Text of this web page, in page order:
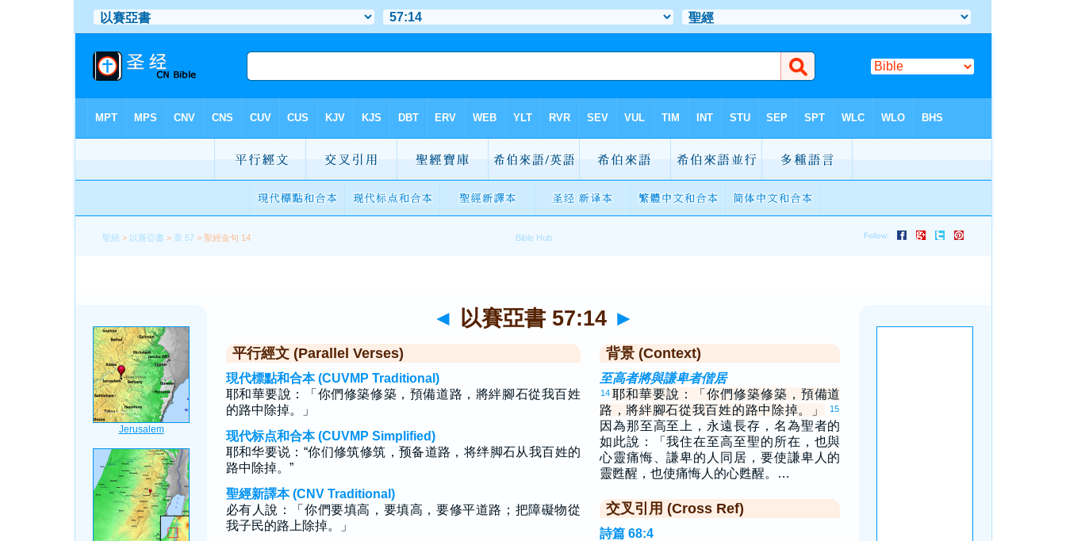
聖經 > 以賽亞書 > 章 57 > 聖經金句 14
◄ 以賽亞書 57:14 ►
平行經文 (Parallel Verses)
現代標點和合本 (CUVMP Traditional)
耶和華要說：「你們修築修築，預備道路，將絆腳石從我百姓
的路中除掉。」
现代标点和合本 (CUVMP Simplified)
耶和华要说：“你们修筑修筑，预备道路，将绊脚石从我百姓的
路中除掉。”
聖經新譯本 (CNV Traditional)
必有人說：「你們要填高，要填高，要修平道路；把障礙物從
我子民的路上除掉。」
背景 (Context)
至高者將與謙卑者偕居
14 耶和華要說：「你們修築修築，預備道
路，將絆腳石從我百姓的路中除掉。」
15
因為那至高至上，永遠長存，名為聖者的
如此說：「我住在至高至聖的所在，也與
心靈痛悔、謙卑的人同居，要使謙卑人的
靈甦醒，也使痛悔人的心甦醒。…
交叉引用 (Cross Ref)
詩篇 68:4